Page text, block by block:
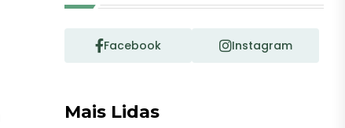
Facebook Instagram
Mais Lidas